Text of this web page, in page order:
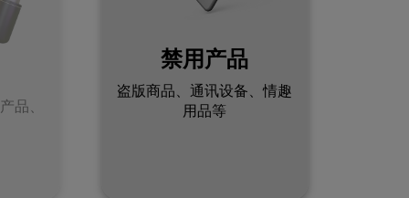
电器、塑料、玩具等